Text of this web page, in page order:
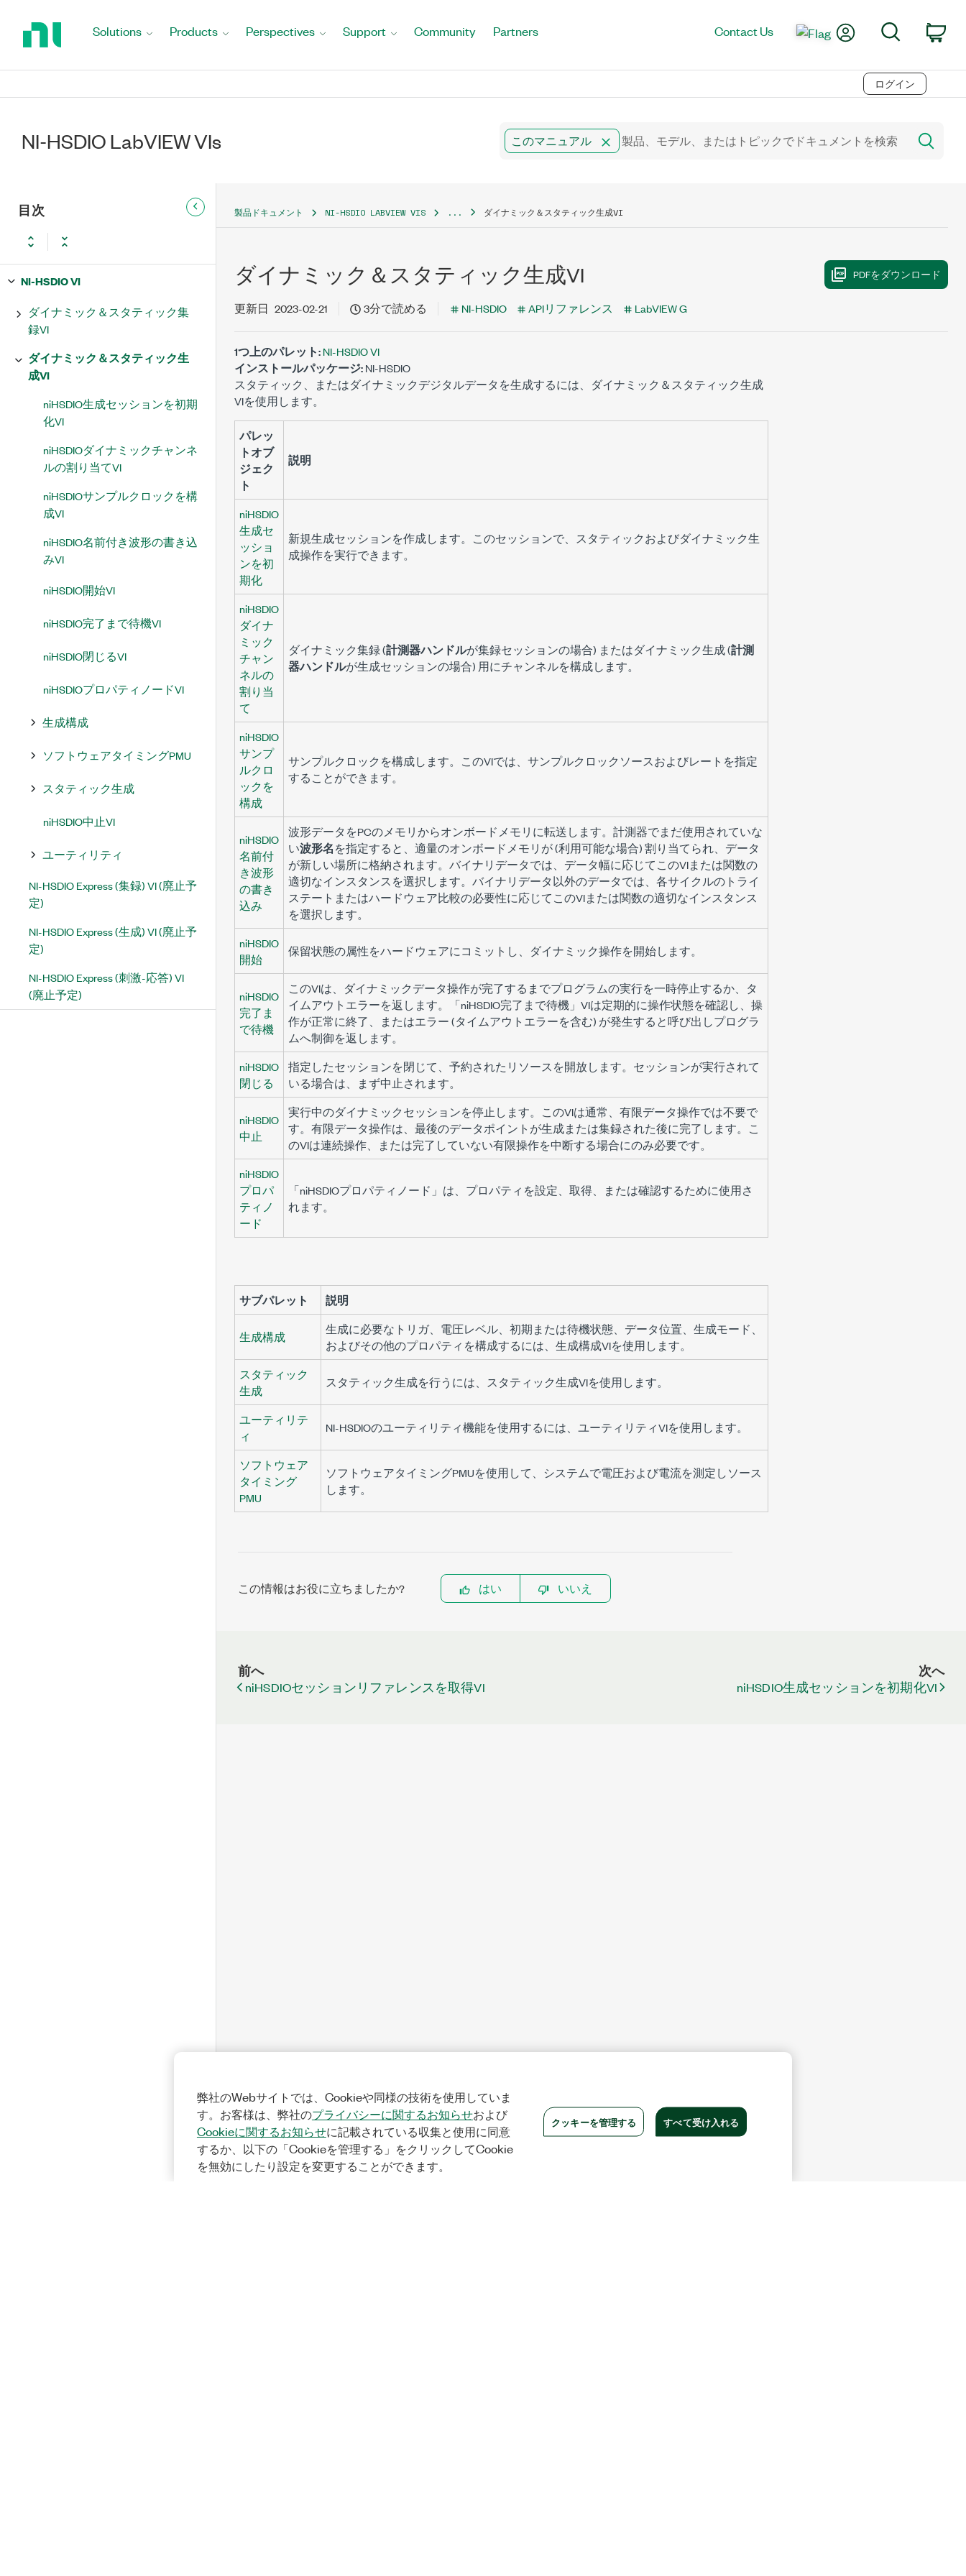
Solutions Products Perspectives Support Community Partners Contact Us My AccountSearch
ログイン
NI-HSDIO LabVIEW VIs このマニュアル
目次
NI-HSDIO VI
ダイナミック＆スタティック集
録VI
ダイナミック＆スタティック生
成VI
niHSDIO生成セッションを初期
化VI
niHSDIOダイナミックチャンネ
ルの割り当てVI
niHSDIOサンプルクロックを構
成VI
niHSDIO名前付き波形の書き込
みVI
niHSDIO開始VI
niHSDIO完了まで待機VI
niHSDIO閉じるVI
niHSDIOプロパティノードVI
生成構成
ソフトウェアタイミングPMU
スタティック生成
niHSDIO中止VI
ユーティリティ
NI-HSDIO Express (集録) VI (廃止予
定)
NI-HSDIO Express (生成) VI (廃止予
定)
NI-HSDIO Express (刺激-応答) VI
(廃止予定)
製品ドキュメント NI-HSDIO LABVIEW VIS ... ダイナミック＆スタティック生成VI
ダイナミック＆スタティック生成VI
更新日 2023-02-21 3分で読める NI-HSDIO APIリファレンス LabVIEW G
1つ上のパレット:NI-HSDIO VI
インストールパッケージ:NI-HSDIO
スタティック、またはダイナミックデジタルデータを生成するには、ダイナミック＆スタティック生成
VIを使用します。
パレッ
トオブ
ジェク
ト
説明
niHSDIO
生成セ
ッショ
ンを初
期化
新規生成セッションを作成します。このセッションで、スタティックおよびダイナミック生
成操作を実行できます。
niHSDIO
ダイナ
ミック
チャン
ネルの
割り当
て
ダイナミック集録 (計測器ハンドルが集録セッションの場合) またはダイナミック生成 (計測
器ハンドルが生成セッションの場合) 用にチャンネルを構成します。
niHSDIO
サンプ
ルクロ
ックを
構成
サンプルクロックを構成します。このVIでは、サンプルクロックソースおよびレートを指定
することができます。
niHSDIO
名前付
き波形
の書き
込み
波形データをPCのメモリからオンボードメモリに転送します。計測器でまだ使用されていな
い波形名を指定すると、適量のオンボードメモリが (利用可能な場合) 割り当てられ、データ
が新しい場所に格納されます。バイナリデータでは、データ幅に応じてこのVIまたは関数の
適切なインスタンスを選択します。バイナリデータ以外のデータでは、各サイクルのトライ
ステートまたはハードウェア比較の必要性に応じてこのVIまたは関数の適切なインスタンス
を選択します。
niHSDIO
開始
保留状態の属性をハードウェアにコミットし、ダイナミック操作を開始します。
niHSDIO
完了ま
で待機
このVIは、ダイナミックデータ操作が完了するまでプログラムの実行を一時停止するか、タ
イムアウトエラーを返します。「niHSDIO完了まで待機」VIは定期的に操作状態を確認し、操
作が正常に終了、またはエラー (タイムアウトエラーを含む) が発生すると呼び出しプログラ
ムへ制御を返します。
niHSDIO
閉じる
指定したセッションを閉じて、予約されたリソースを開放します。セッションが実行されて
いる場合は、まず中止されます。
niHSDIO
中止
実行中のダイナミックセッションを停止します。このVIは通常、有限データ操作では不要で
す。有限データ操作は、最後のデータポイントが生成または集録された後に完了します。こ
のVIは連続操作、または完了していない有限操作を中断する場合にのみ必要です。
niHSDIO
プロパ
ティノ
ード
「niHSDIOプロパティノード」は、プロパティを設定、取得、または確認するために使用さ
れます。
サブパレット 説明
生成構成
生成に必要なトリガ、電圧レベル、初期または待機状態、データ位置、生成モード、
およびその他のプロパティを構成するには、生成構成VIを使用します。
スタティック
生成
スタティック生成を行うには、スタティック生成VIを使用します。
ユーティリテ
ィ
NI-HSDIOのユーティリティ機能を使用するには、ユーティリティVIを使用します。
ソフトウェア
タイミング
PMU
ソフトウェアタイミングPMUを使用して、システムで電圧および電流を測定しソース
します。
この情報はお役に立ちましたか? はい いいえ
前へ
niHSDIOセッションリファレンスを取得VI
次へ
niHSDIO生成セッションを初期化VI
弊社のWebサイトでは、Cookieや同様の技術を使用していま
す。お客様は、弊社のプライバシーに関するお知らせおよび
Cookieに関するお知らせに記載されている収集と使用に同意
するか、以下の「Cookieを管理する」をクリックしてCookie
を無効にしたり設定を変更することができます。
クッキーを管理する すべて受け入れる